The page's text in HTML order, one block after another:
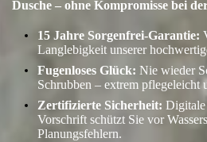
Dusche – ohne Kompromisse bei
15 Jahre Sorgenfrei-Garantie:
Langlebigkeit unserer
Fugenloses Glück: Nie wieder
Schrubben – extrem pflegeleicht
Zertifizierte Sicherheit:
Vorschrift schützt Sie vor
Planungsfehlern.